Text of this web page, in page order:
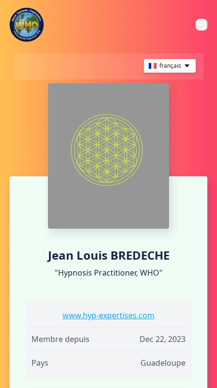
français
Jean Louis BREDECHE
"Hypnosis Practitioner, WHO"
www.hyp-expertises.com
Membre depuis Dec 22, 2023
Pays Guadeloupe